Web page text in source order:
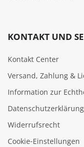
KONTAKT UND
Kontakt Center
Versand, Zahlung &
Information zur
Datenschutzerklärung
Widerrufsrecht
Cookie‑Einstellungen